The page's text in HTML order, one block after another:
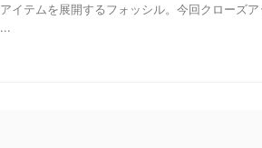
アイテムを展開するフォッシル。今回クローズ
...